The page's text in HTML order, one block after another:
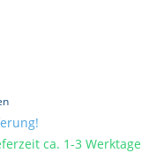
ca. 1-3 Werktage